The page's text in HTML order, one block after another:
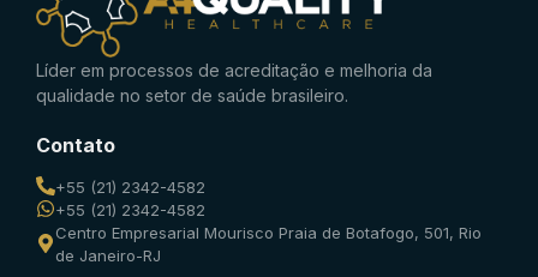
Líder em processos de acreditação e melhoria da
qualidade no setor de saúde brasileiro.
Contato
+55 (21) 2342-4582
+55 (21) 2342-4582
Centro Empresarial Mourisco Praia de Botafogo, 501, Rio
de Janeiro-RJ